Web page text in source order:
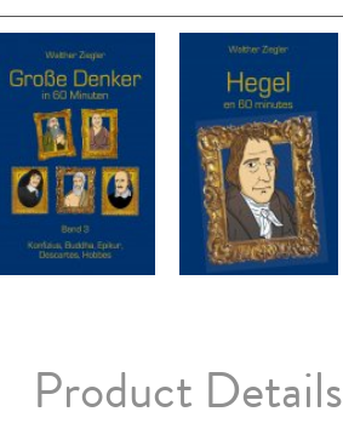
Product Details